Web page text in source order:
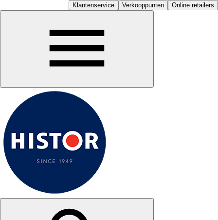
Klantenservice Verkooppunten Online retailers